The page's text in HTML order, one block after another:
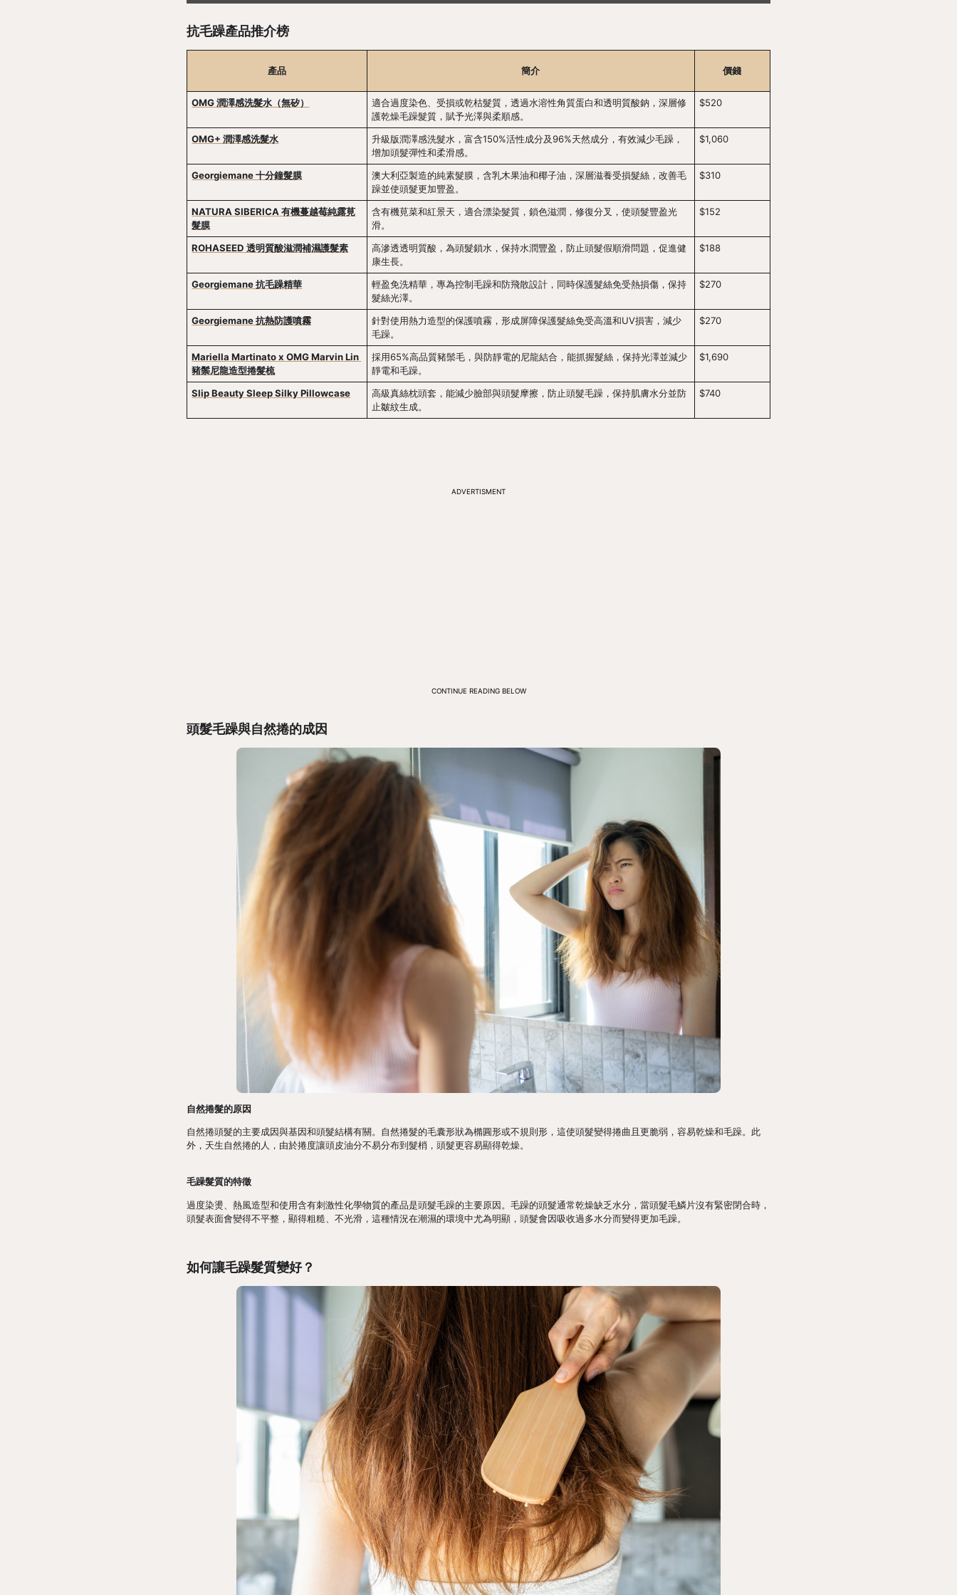
抗毛躁產品推介榜
產品 簡介 價錢
OMG 潤澤感洗髮水（無矽）
適合過度染色、受損或乾枯髮質，透過水溶性角質蛋白和透明質酸鈉，深層修
護乾燥毛躁髮質，賦予光澤與柔順感。
$520
OMG+ 潤澤感洗髮水
升級版潤澤感洗髮水，富含150%活性成分及96%天然成分，有效減少毛躁，
增加頭髮彈性和柔滑感。
$1,060
Georgiemane 十分鐘髮膜
澳大利亞製造的純素髮膜，含乳木果油和椰子油，深層滋養受損髮絲，改善毛
躁並使頭髮更加豐盈。
$310
NATURA SIBERICA 有機蔓越莓純露莧
髮膜
含有機莧菜和紅景天，適合漂染髮質，鎖色滋潤，修復分叉，使頭髮豐盈光
滑。
$152
ROHASEED 透明質酸滋潤補濕護髮素
高滲透透明質酸，為頭髮鎖水，保持水潤豐盈，防止頭髮假順滑問題，促進健
康生長。
$188
Georgiemane 抗毛躁精華
輕盈免洗精華，專為控制毛躁和防飛散設計，同時保護髮絲免受熱損傷，保持
髮絲光澤。
$270
Georgiemane 抗熱防護噴霧
針對使用熱力造型的保護噴霧，形成屏障保護髮絲免受高溫和UV損害，減少
毛躁。
$270
Mariella Martinato x OMG Marvin Lin
豬鬃尼龍造型捲髮梳
採用65%高品質豬鬃毛，與防靜電的尼龍結合，能抓握髮絲，保持光澤並減少
靜電和毛躁。
$1,690
Slip Beauty Sleep Silky Pillowcase
高級真絲枕頭套，能減少臉部與頭髮摩擦，防止頭髮毛躁，保持肌膚水分並防
止皺紋生成。
$740
ADVERTISMENT
CONTINUE READING BELOW
頭髮毛躁與自然捲的成因
自然捲髮的原因
自然捲頭髮的主要成因與基因和頭髮結構有關。自然捲髮的毛囊形狀為橢圓形或不規則形，這使頭髮變得捲曲且更脆弱，容易乾燥和毛躁。此
外，天生自然捲的人，由於捲度讓頭皮油分不易分布到髮梢，頭髮更容易顯得乾燥。
毛躁髮質的特徵
過度染燙、熱風造型和使用含有刺激性化學物質的產品是頭髮毛躁的主要原因。毛躁的頭髮通常乾燥缺乏水分，當頭髮毛鱗片沒有緊密閉合時，
頭髮表面會變得不平整，顯得粗糙、不光滑，這種情況在潮濕的環境中尤為明顯，頭髮會因吸收過多水分而變得更加毛躁。
如何讓毛躁髮質變好？